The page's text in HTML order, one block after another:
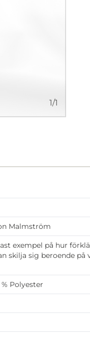
1/1
Malmström
exempel på hur
skilja sig beroende på
Polyester